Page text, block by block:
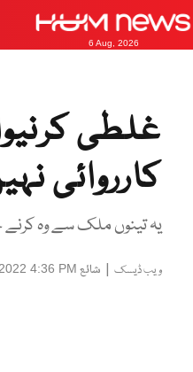
6 Aug, 2026
غلطی
کارروائی
یہ تینوں ملک سے وہ
ویب ڈیسک | شائع 4:36 PM